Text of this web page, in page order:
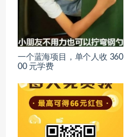
一个蓝海项目，单个人收 360
00 元学费